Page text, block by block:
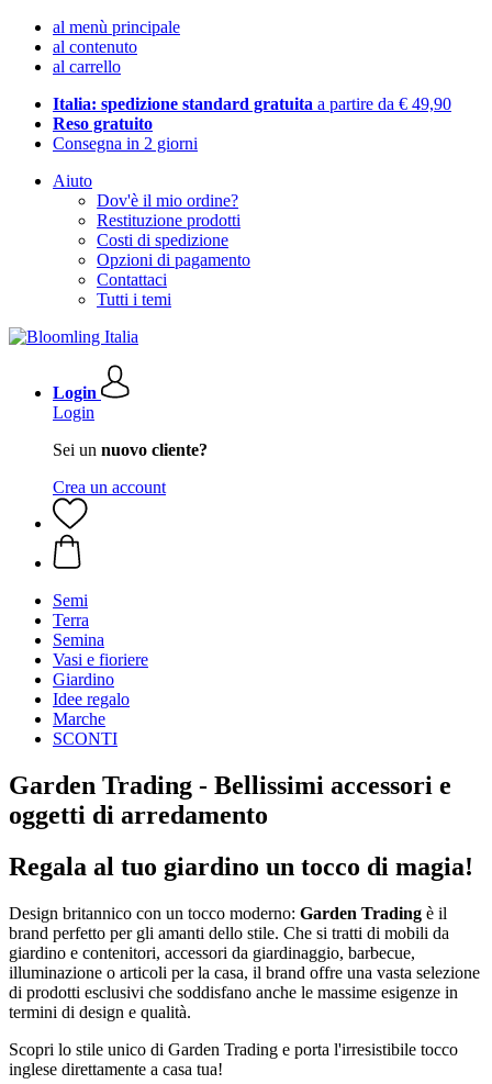
al menù principale
al contenuto
al carrello
Italia: spedizione standard gratuita a partire da € 49,90
Reso gratuito
Consegna in 2 giorni
Aiuto
Dov'è il mio ordine?
Restituzione prodotti
Costi di spedizione
Opzioni di pagamento
Contattaci
Tutti i temi
Login
Login
Sei un nuovo cliente?
Crea un account
Semi
Terra
Semina
Vasi e fioriere
Giardino
Idee regalo
Marche
SCONTI
Garden Trading - Bellissimi accessori e
oggetti di arredamento
Regala al tuo giardino un tocco di magia!
Design britannico con un tocco moderno: Garden Trading è il
brand perfetto per gli amanti dello stile. Che si tratti di mobili da
giardino e contenitori, accessori da giardinaggio, barbecue,
illuminazione o articoli per la casa, il brand offre una vasta selezione
di prodotti esclusivi che soddisfano anche le massime esigenze in
termini di design e qualità.
Scopri lo stile unico di Garden Trading e porta l'irresistibile tocco
inglese direttamente a casa tua!